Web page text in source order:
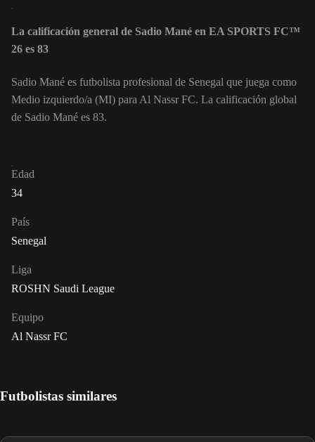
La calificación general de Sadio Mané en EA SPORTS FC™
26 es 83
Sadio Mané es futbolista profesional de Senegal que juega como
Medio izquierdo/a (MI) para Al Nassr FC. La calificación global
de Sadio Mané es 83.
Edad
34
País
Senegal
Liga
ROSHN Saudi League
Equipo
Al Nassr FC
Futbolistas similares